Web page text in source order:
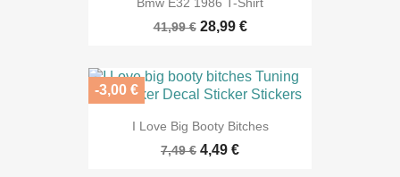
41,99 € 28,99 €
I Love Big Booty Bitches
7,49 € 4,49 €
-3,00 €